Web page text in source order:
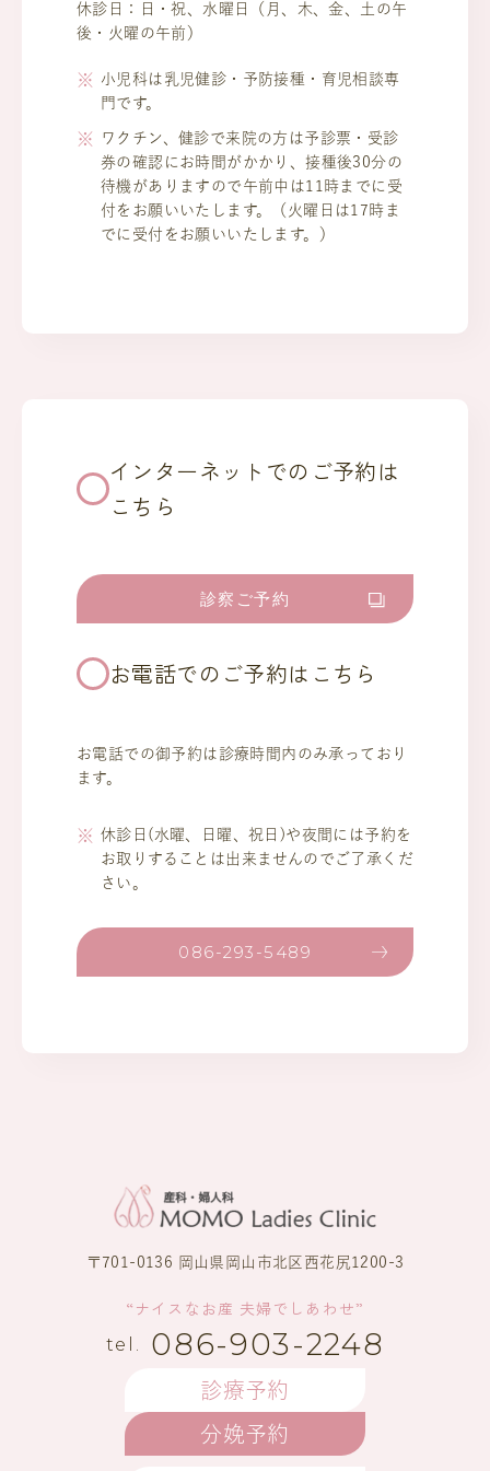
休診日：日・祝、水曜日（月、木、金、土の午
後・火曜の午前）
小児科は乳児健診・予防接種・育児相談専
門です。
ワクチン、健診で来院の方は予診票・受診
券の確認にお時間がかかり、接種後30分の
待機がありますので午前中は11時までに受
付をお願いいたします。（火曜日は17時ま
でに受付をお願いいたします。）
インターネットでのご予約は
こちら
診察ご予約
お電話でのご予約はこちら
お電話での御予約は診療時間内のみ承っており
ます。
休診日(水曜、日曜、祝日)や夜間には予約を
お取りすることは出来ませんのでご了承くだ
さい。
086-293-5489
〒701-0136 岡山県岡山市北区西花尻1200-3
“ナイスなお産 夫婦でしあわせ”
086-903-2248
診療予約
分娩予約